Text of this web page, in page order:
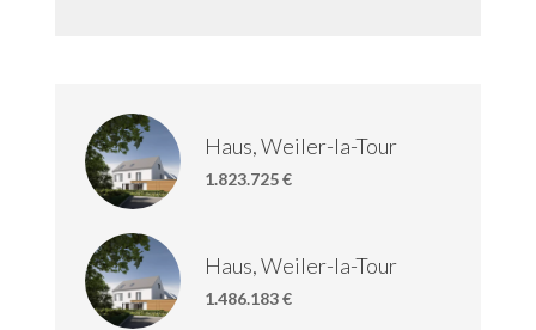
Haus, Weiler-la-Tour
1.823.725 €
Haus, Weiler-la-Tour
1.486.183 €